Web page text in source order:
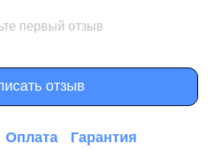
первый отзыв
отзыв
Оплата Гарантия